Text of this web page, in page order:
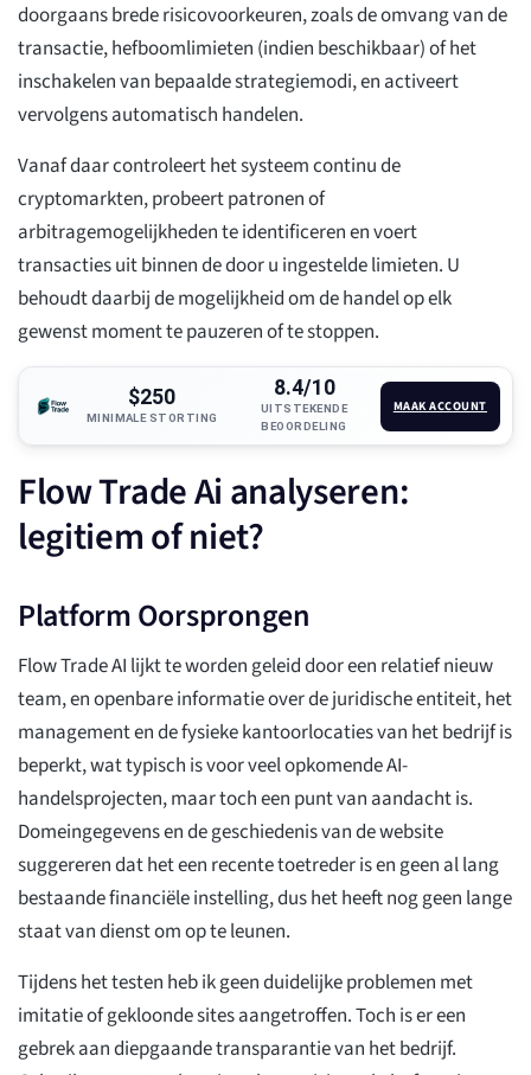
doorgaans brede risicovoorkeuren, zoals de omvang van de
transactie, hefboomlimieten (indien beschikbaar) of het
inschakelen van bepaalde strategiemodi, en activeert
vervolgens automatisch handelen.
Vanaf daar controleert het systeem continu de
cryptomarkten, probeert patronen of
arbitragemogelijkheden te identificeren en voert
transacties uit binnen de door u ingestelde limieten. U
behoudt daarbij de mogelijkheid om de handel op elk
gewenst moment te pauzeren of te stoppen.
$250
MINIMALE STORTING
8.4/10
UITSTEKENDE
BEOORDELING
MAAK ACCOUNT
Flow Trade Ai analyseren:
legitiem of niet?
Platform Oorsprongen
Flow Trade AI lijkt te worden geleid door een relatief nieuw
team, en openbare informatie over de juridische entiteit, het
management en de fysieke kantoorlocaties van het bedrijf is
beperkt, wat typisch is voor veel opkomende AI-
handelsprojecten, maar toch een punt van aandacht is.
Domeingegevens en de geschiedenis van de website
suggereren dat het een recente toetreder is en geen al lang
bestaande financiële instelling, dus het heeft nog geen lange
staat van dienst om op te leunen.
Tijdens het testen heb ik geen duidelijke problemen met
imitatie of gekloonde sites aangetroffen. Toch is er een
gebrek aan diepgaande transparantie van het bedrijf.